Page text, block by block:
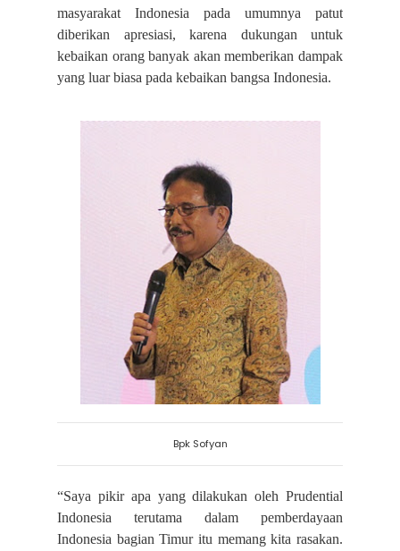
masyarakat Indonesia pada umumnya patut
diberikan apresiasi, karena dukungan untuk
kebaikan orang banyak akan memberikan dampak
yang luar biasa pada kebaikan bangsa Indonesia.
Bpk Sofyan
“Saya pikir apa yang dilakukan oleh Prudential
Indonesia terutama dalam pemberdayaan
Indonesia bagian Timur itu memang kita rasakan.